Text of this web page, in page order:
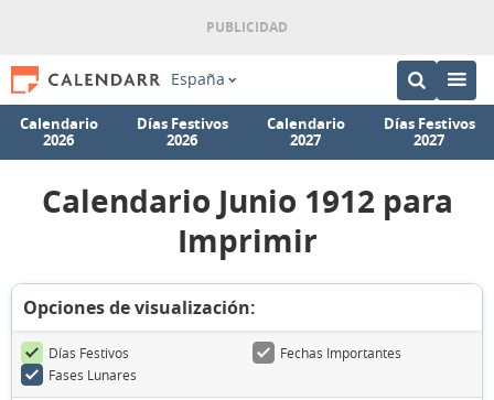
España
Calendario
2026
Días Festivos
2026
Calendario
2027
Días Festivos
2027
Calendario Junio 1912 para
Imprimir
Opciones de visualización:
Días Festivos
Fechas Importantes
Fases Lunares